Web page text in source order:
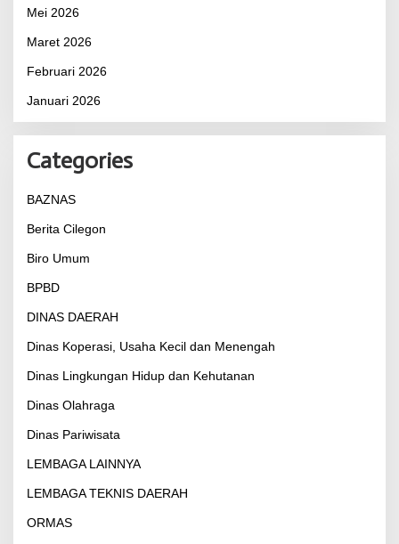
Mei 2026
Maret 2026
Februari 2026
Januari 2026
Categories
BAZNAS
Berita Cilegon
Biro Umum
BPBD
DINAS DAERAH
Dinas Koperasi, Usaha Kecil dan Menengah
Dinas Lingkungan Hidup dan Kehutanan
Dinas Olahraga
Dinas Pariwisata
LEMBAGA LAINNYA
LEMBAGA TEKNIS DAERAH
ORMAS